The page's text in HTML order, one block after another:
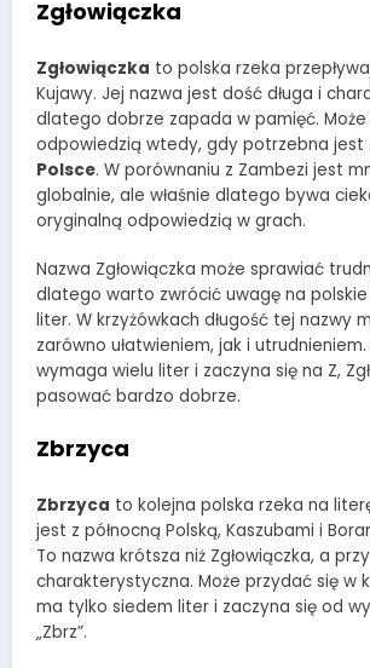
Zgłowiączka
Zgłowiączka to polska rzeka
Kujawy. Jej nazwa jest dość długa i
dlatego dobrze zapada w pamięć.
odpowiedzią wtedy, gdy potrzebna jest
Polsce. W porównaniu z Zambezi jest
globalnie, ale właśnie dlatego bywa
oryginalną odpowiedzią w grach.
Nazwa Zgłowiączka może sprawiać
dlatego warto zwrócić uwagę na polskie
liter. W krzyżówkach długość tej nazwy
zarówno ułatwieniem, jak i utrudnieniem.
wymaga wielu liter i zaczyna się na Z,
pasować bardzo dobrze.
Zbrzyca
Zbrzyca to kolejna polska rzeka na
jest z północną Polską, Kaszubami i
To nazwa krótsza niż Zgłowiączka, a
charakterystyczna. Może przydać się w
ma tylko siedem liter i zaczyna się od
„Zbrz”.